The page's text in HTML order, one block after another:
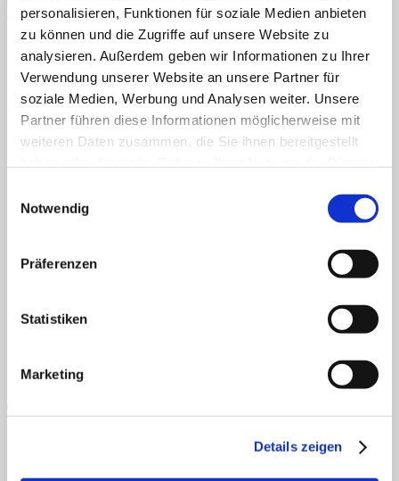
personalisieren, Funktionen für soziale Medien anbieten
zu können und die Zugriffe auf unsere Website zu
analysieren. Außerdem geben wir Informationen zu Ihrer
Verwendung unserer Website an unsere Partner für
soziale Medien, Werbung und Analysen weiter. Unsere
Partner führen diese Informationen möglicherweise mit
weiteren Daten zusammen, die Sie ihnen bereitgestellt
Notwendig
Präferenzen
Statistiken
Marketing
Details zeigen
Suchen nach:
Neueste Kommentare
Archiv
Keine Kategorien
Meta
Kommentar-Feed
AGB Datenschutz
Zahlungsweisen